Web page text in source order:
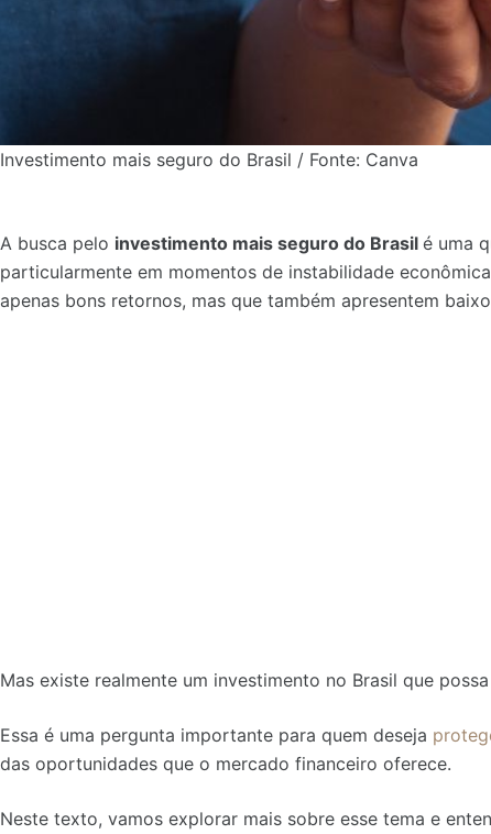
Investimento mais seguro do Brasil / Fonte: Canva
A busca pelo investimento mais seguro do Brasil é uma
particularmente em momentos de instabilidade
apenas bons retornos, mas que também apresentem
Mas existe realmente um investimento no Brasil que
Essa é uma pergunta importante para quem deseja
das oportunidades que o mercado financeiro oferece.
Neste texto, vamos explorar mais sobre esse tema e